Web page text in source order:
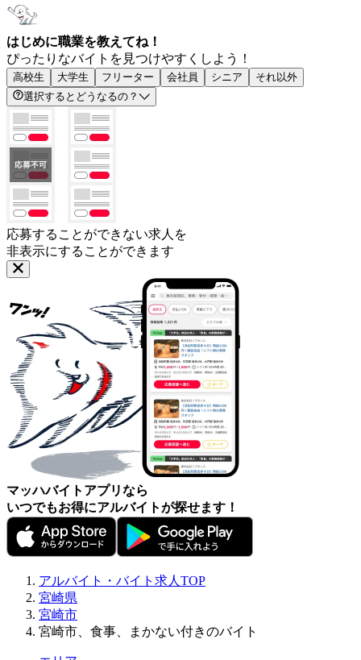
はじめに職業を教えてね！
ぴったりなバイトを見つけやすくしよう！
高校生 大学生 フリーター 会社員 シニア
それ以外
選択するとどうなるの？
応募することができない求人を
非表示にすることができます
マッハバイトアプリなら
いつでもお得にアルバイトが探せます！
アルバイト・バイト求人TOP
宮崎県
宮崎市
宮崎市、食事、まかない付きのバイト